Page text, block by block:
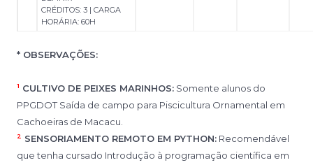
CRÉDITOS: 3 | CARGA
HORÁRIA: 60H
* OBSERVAÇÕES:
1 CULTIVO DE PEIXES MARINHOS: Somente alunos do
PPGDOT Saída de campo para Piscicultura Ornamental em
Cachoeiras de Macacu.
2 SENSORIAMENTO REMOTO EM PYTHON: Recomendável
que tenha cursado Introdução à programação científica em